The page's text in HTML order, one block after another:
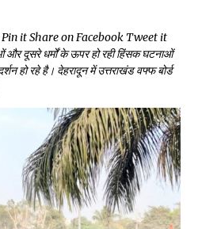
it Share on Facebook Tweet it
दूसरे धर्मों के ऊपर हो रही हिंसक घटनाओं
हो रहे है। देहरादून में उत्तराखंड वफ्फ बोर्ड